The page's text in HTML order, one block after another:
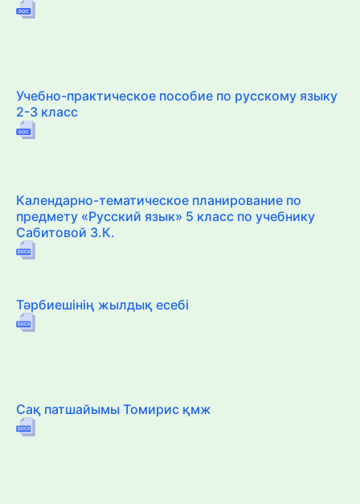
Учебно-практическое пособие по русскому языку
2-3 класс
Календарно-тематическое планирование по
предмету «Русский язык» 5 класс по учебнику
Сабитовой З.К.
Тәрбиешінің жылдық есебі
Сақ патшайымы Томирис қмж